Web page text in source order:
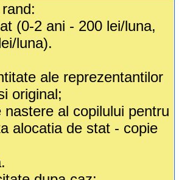
(0-2 ani - 200 lei/luna,
luna).
ale reprezentantilor
original;
nastere al copilului pentru
alocatia de stat - copie